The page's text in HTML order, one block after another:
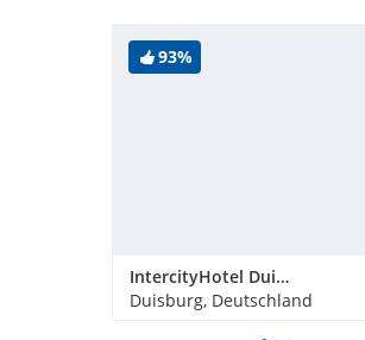
93%
IntercityHotel Duisburg
Duisburg, Deutschland